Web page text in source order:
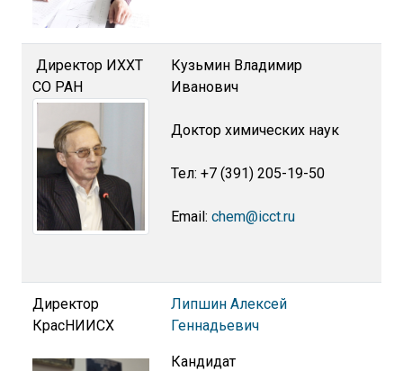
Директор ИХХТ
СО РАН
Кузьмин Владимир
Иванович
Доктор химических наук
Тел: +7 (391) 205-19-50
Email: chem@icct.ru
Директор
КрасНИИСХ
Липшин Алексей
Геннадьевич
Кандидат